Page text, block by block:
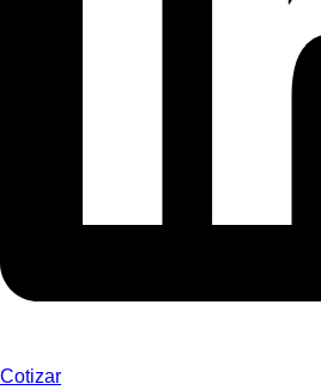
Cotizar